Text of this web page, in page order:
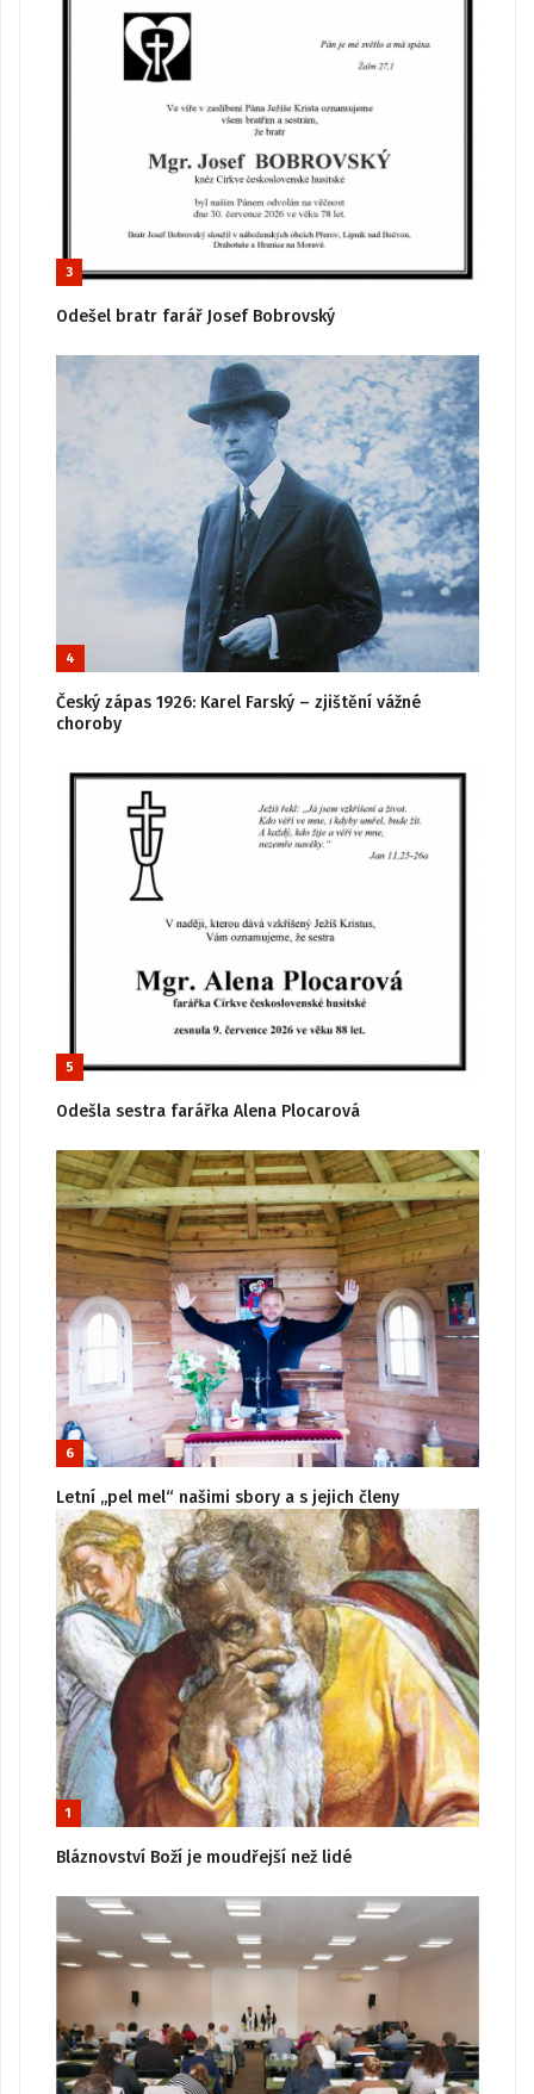
3
Odešel bratr farář Josef Bobrovský
4
Český zápas 1926: Karel Farský – zjištění vážné
choroby
5
Odešla sestra farářka Alena Plocarová
6
Letní „pel mel“ našimi sbory a s jejich členy
1
Bláznovství Boží je moudřejší než lidé